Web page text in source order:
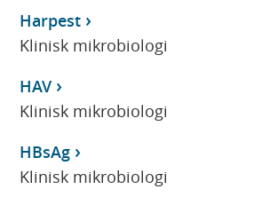
Harpest
Klinisk mikrobiologi
HAV
Klinisk mikrobiologi
HBsAg
Klinisk mikrobiologi